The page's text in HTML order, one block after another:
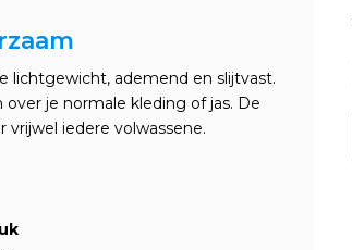
lichtgewicht, ademend en slijtvast.
over je normale kleding of jas. De
iedere volwassene.